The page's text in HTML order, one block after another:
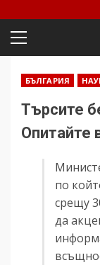
Primary
БЪЛГАРИЯ
Търсите
Опитайте
по
срещу
да